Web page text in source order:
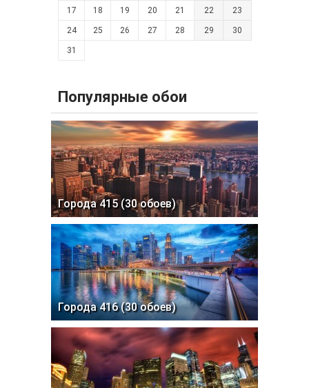
17 18 19 20 21 22 23
24 25 26 27 28 29 30
31
Популярные обои
Города 415 (30 обоев)
Города 416 (30 обоев)